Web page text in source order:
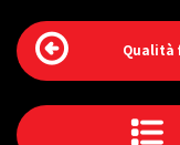
Qualità